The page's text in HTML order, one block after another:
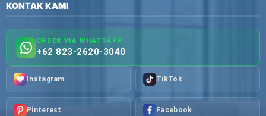
KONTAK KAMI
ORDER VIA WHATSAPP
+62 823-2620-3040
Instagram TikTok
Pinterest Facebook